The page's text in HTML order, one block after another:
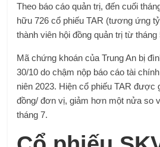
Theo báo cáo quản trị, đến cuối
hữu 726 cổ phiếu TAR (tương ứng
thành viên hội đồng quản trị từ tháng
Mã chứng khoán của Trung An bị
30/10 do chậm nộp báo cáo tài
niên 2023. Hiện cổ phiếu TAR được
đồng/ đơn vị, giảm hơn một nửa so
tháng 7.